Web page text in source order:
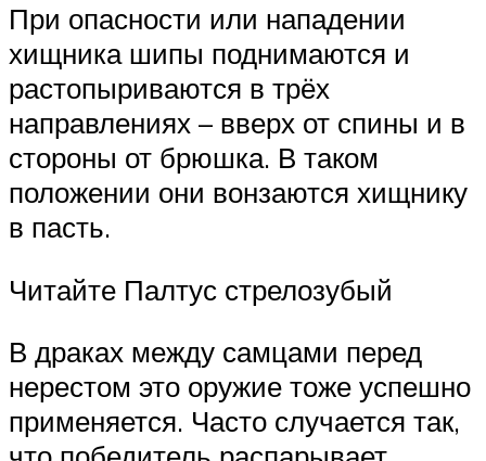
При опасности или нападении
хищника шипы поднимаются и
растопыриваются в трёх
направлениях – вверх от спины и в
стороны от брюшка. В таком
положении они вонзаются хищнику
в пасть.
Читайте Палтус стрелозубый
В драках между самцами перед
нерестом это оружие тоже успешно
применяется. Часто случается так,